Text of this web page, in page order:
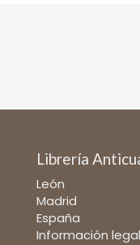
Librería
León
Madrid
España
Información legal